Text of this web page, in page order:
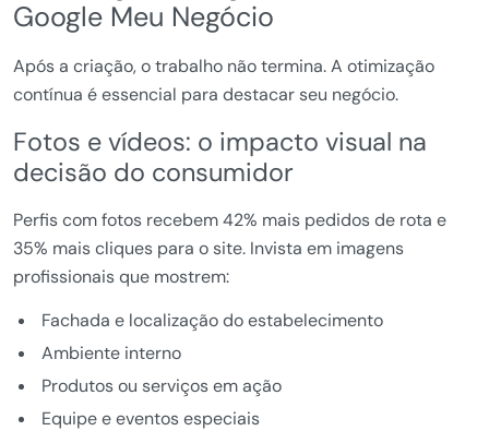
Google Meu Negócio
Após a criação, o trabalho não termina. A otimização
contínua é essencial para destacar seu negócio.
Fotos e vídeos: o impacto visual na
decisão do consumidor
Perfis com fotos recebem 42% mais pedidos de rota e
35% mais cliques para o site. Invista em imagens
profissionais que mostrem:
Fachada e localização do estabelecimento
Ambiente interno
Produtos ou serviços em ação
Equipe e eventos especiais